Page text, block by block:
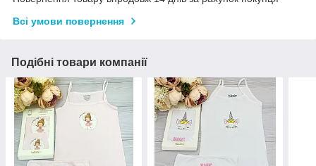
Всі умови повернення
Подібні товари компанії